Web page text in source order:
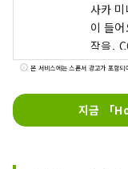
사카
이 들
작을. CONTACT +81 6-6940-0882
본 서비스에는 스폰서 광고가 포함되
지금 「